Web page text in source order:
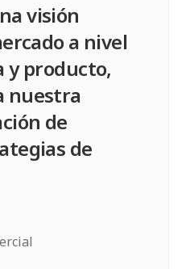
visión
a nivel
y producto,
nuestra
de
de